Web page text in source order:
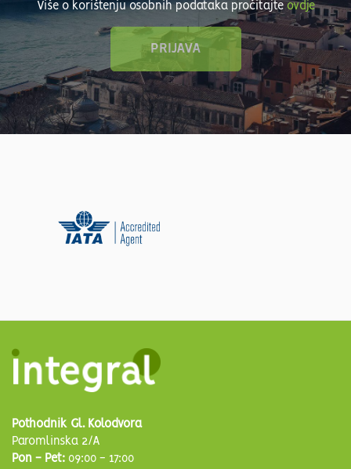
Više o korištenju osobnih podataka pročitajteovdje
Pothodnik Gl. Kolodvora
Paromlinska 2/A
Pon - Pet: 09:00 - 17:00